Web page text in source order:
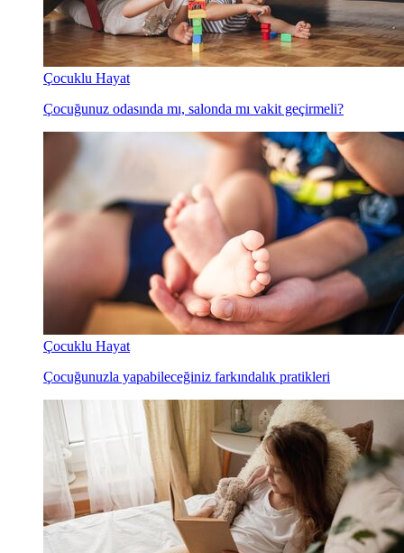
Çocuklu Hayat
Çocuğunuz odasında mı, salonda mı vakit geçirmeli?
Çocuklu Hayat
Çocuğunuzla yapabileceğiniz farkındalık pratikleri